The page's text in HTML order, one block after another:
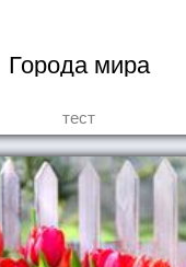
Города мира
тест